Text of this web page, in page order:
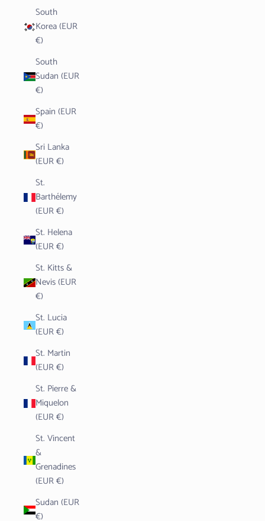
South
Korea (EUR
€)
South
Sudan (EUR
€)
Spain (EUR
€)
Sri Lanka
(EUR €)
St.
Barthélemy
(EUR €)
St. Helena
(EUR €)
St. Kitts &
Nevis (EUR
€)
St. Lucia
(EUR €)
St. Martin
(EUR €)
St. Pierre &
Miquelon
(EUR €)
St. Vincent
&
Grenadines
(EUR €)
Sudan (EUR
€)